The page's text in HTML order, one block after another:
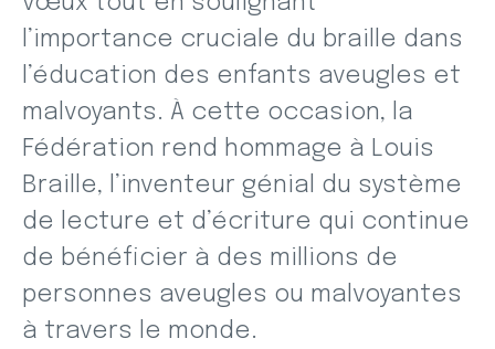
l’importance cruciale du braille dans
l’éducation des enfants aveugles et
malvoyants. À cette occasion, la
Fédération rend hommage à Louis
Braille, l’inventeur génial du système
de lecture et d’écriture qui continue
de bénéficier à des millions de
personnes aveugles ou malvoyantes
à travers le monde.